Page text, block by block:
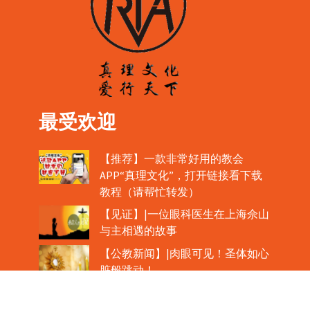
最受欢迎
【推荐】一款非常好用的教会
APP“真理文化”，打开链接看下载
教程（请帮忙转发）
【见证】|一位眼科医生在上海佘山
与主相遇的故事
【公教新闻】|肉眼可见！圣体如心
脏般跳动！